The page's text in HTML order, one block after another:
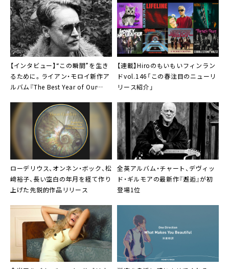
【インタビュー】“この瞬間”を生き
るために。ライアン・モロイ新作ア
ルバム『The Best Year of Our
【連載】Hiroのもいもいフィンラン
ドvol.146「この春注目のニューリ
リース紹介」
ローデリウス、オンネン・ボック、松
﨑裕子、長い空白の年月を経て作り
上げた先鋭的作品リリース
全英アルバム・チャート、デヴィッ
ド・ギルモアの最新作『邂逅』が初
登場1位